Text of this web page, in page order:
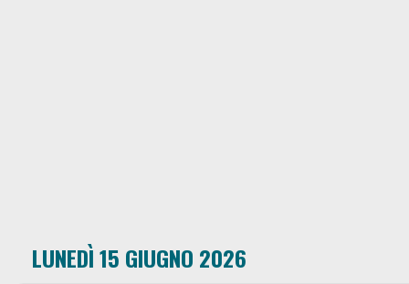
LUNEDÌ 15 GIUGNO 2026